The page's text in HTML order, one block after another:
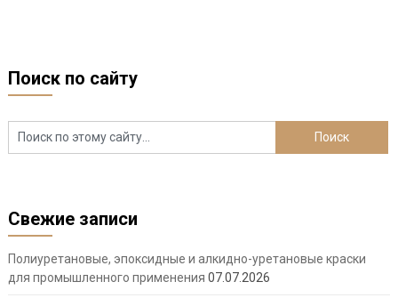
Поиск по сайту
Свежие записи
Полиуретановые, эпоксидные и алкидно-уретановые краски
для промышленного применения 07.07.2026